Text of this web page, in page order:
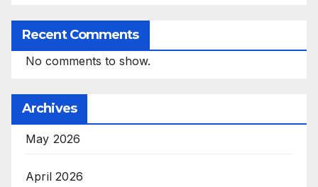
Recent Comments
No comments to show.
Archives
May 2026
April 2026